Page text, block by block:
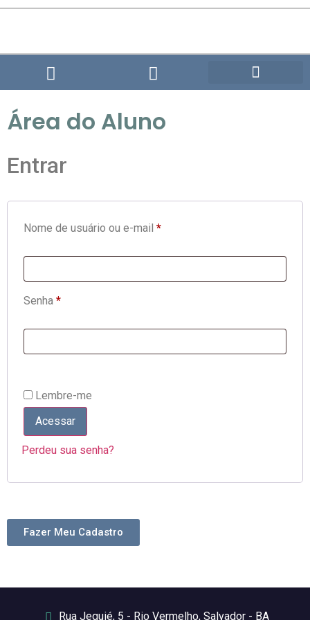
Área do Aluno
Entrar
Nome de usuário ou e-mail *
Senha *
Lembre-me
Acessar
Perdeu sua senha?
Fazer Meu Cadastro
Rua Jequié, 5 - Rio Vermelho, Salvador - BA